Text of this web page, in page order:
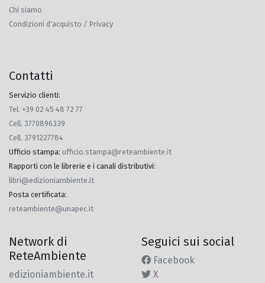
Chi siamo
Condizioni d'acquisto / Privacy
Contatti
Servizio clienti:
Tel. +39 02 45 48 72 77
Cell. 3770896339
Cell. 3791227784
Ufficio stampa: ufficio.stampa@reteambiente.it
Rapporti con le librerie e i canali distributivi:
libri@edizioniambiente.it
Posta certificata:
reteambiente@unapec.it
Network di
ReteAmbiente
edizioniambiente.it
Seguici sui social
Facebook
X